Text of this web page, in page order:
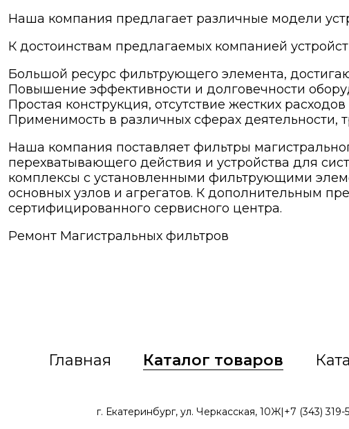
Наша компания предлагает различные модели
К достоинствам предлагаемых компанией
Большой ресурс фильтрующего элемента,
Повышение эффективности и долговечности
Простая конструкция, отсутствие жестких
Применимость в различных сферах
Наша компания поставляет фильтры
перехватывающего действия и устройства для
комплексы с установленными фильтрующими
основных узлов и агрегатов. К дополнительным
сертифицированного сервисного центра.
Ремонт Магистральных фильтров
Главная Каталог товаров
г. Екатеринбург, ул. Черкасская, 10Ж +7 (343) 319-